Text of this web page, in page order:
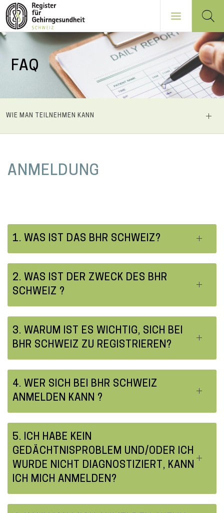
Direkt
Inhalt
FAQ
PRINCIPALE
WIE MAN TEILNEHMEN KANN
a
o
n
t
ANMELDUNG
1. WAS IST DAS BHR SCHWEIZ?
2. WAS IST DER ZWECK DES BHR
SCHWEIZ ?
3. WARUM IST ES WICHTIG, SICH BEI
BHR SCHWEIZ ZU REGISTRIEREN?
4. WER SICH BEI BHR SCHWEIZ
ANMELDEN KANN ?
5. ICH HABE KEIN
GEDÄCHTNISPROBLEM UND/ODER ICH
WURDE NICHT DIAGNOSTIZIERT, KANN
ICH MICH ANMELDEN?